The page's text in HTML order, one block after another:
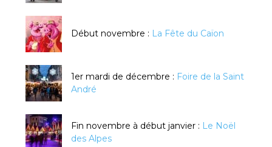
Début novembre : La Fête du Caïon
1er mardi de décembre : Foire de la Saint
André
Fin novembre à début janvier : Le Noël
des Alpes